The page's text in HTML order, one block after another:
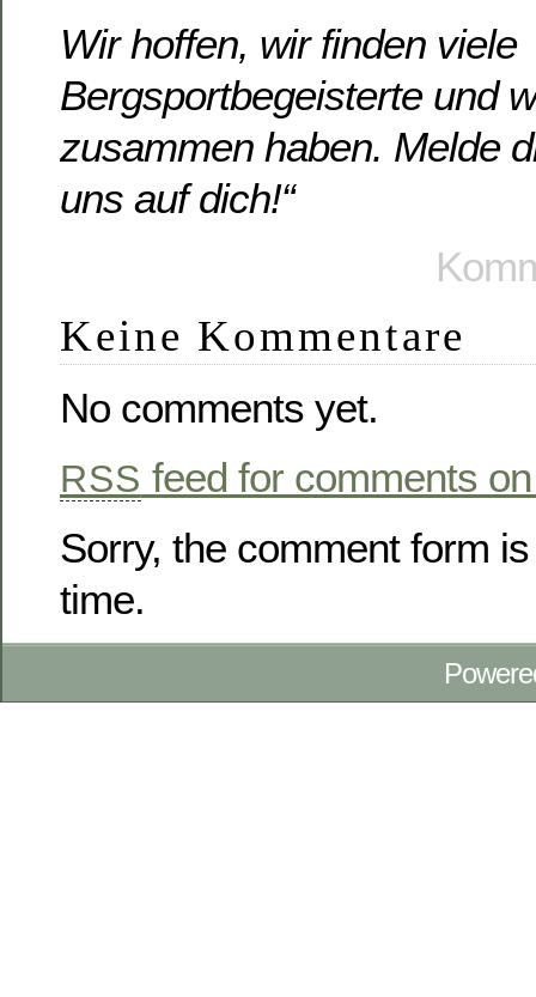
Wir hoffen, wir finden viele
Bergsportbegeisterte und
zusammen haben. Melde
uns auf dich!“
Keine Kommentare
No comments yet.
RSS feed for comments
Sorry, the comment form
time.